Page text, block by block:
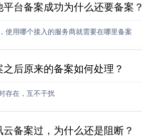
平台备案成功为什么还要备案？
使用哪个接入的服务商就需要在哪里备案
之后原来的备案如何处理？
存在，互不干扰
云备案过，为什么还是阻断？